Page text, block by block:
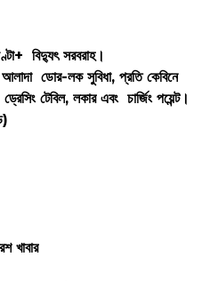
বিদ্যুৎ সরবরাহ।
ডোর-লক সুবিধা, প্রতি কেবিনে
টেবিল, লকার এবং চার্জিং পয়েন্ট।
খাবার